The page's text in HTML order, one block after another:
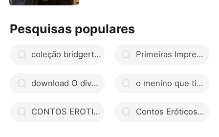
Pesquisas populares
coleção bridgerton livro pdf Primeiras Impressões
download O divórcio da herdeira bilionária livro pdf o menino que tinha medo de errar pdf docero
CONTOS EROTICOS +18 ler online Contos Eróticos: 12 histórias picantes livros em áudio gratuito